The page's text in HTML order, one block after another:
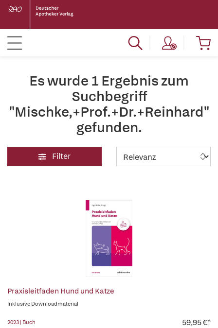
Es wurde 1 Ergebnis zum
Suchbegriff
"Mischke,+Prof.+Dr.+Reinhard"
gefunden.
Filter
Praxisleitfaden Hund und Katze
Inklusive Downloadmaterial
2023 | Buch 59,95 €*